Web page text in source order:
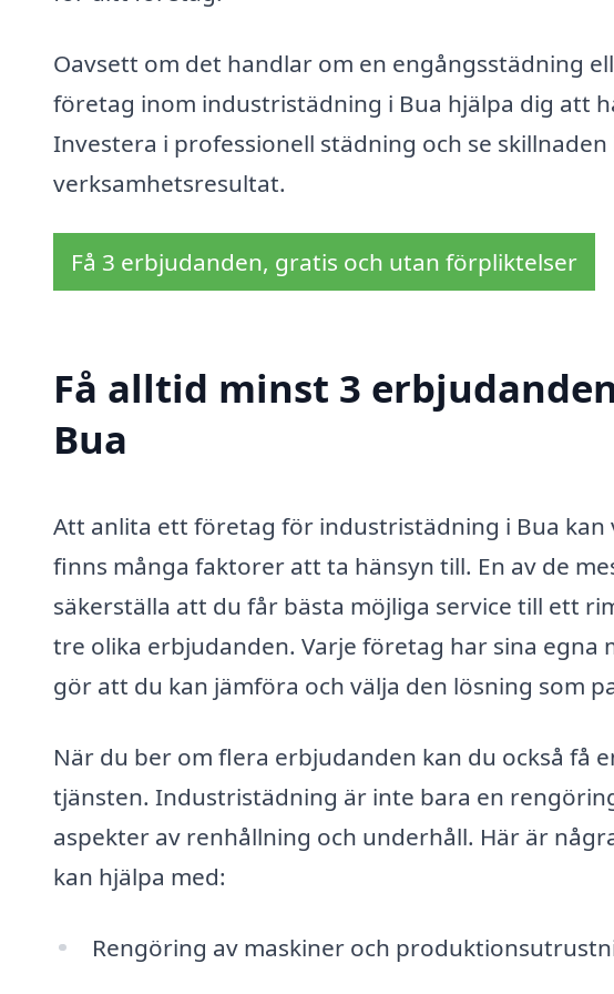
Oavsett om det handlar om en engångsstädning
företag inom industristädning i Bua hjälpa dig att
Investera i professionell städning och se
verksamhetsresultat.
Få 3 erbjudanden, gratis och utan förpliktelser
Få alltid minst 3
Bua
Att anlita ett företag för industristädning i Bua
finns många faktorer att ta hänsyn till. En av de
säkerställa att du får bästa möjliga service till ett
tre olika erbjudanden. Varje företag har sina
gör att du kan jämföra och välja den lösning som
När du ber om flera erbjudanden kan du också få
tjänsten. Industristädning är inte bara en
aspekter av renhållning och underhåll. Här är
kan hjälpa med:
Rengöring av maskiner och